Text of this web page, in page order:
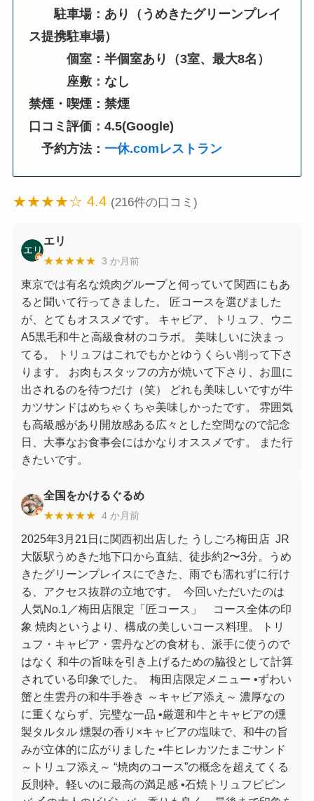
駐車場：あり（うめきたグリーンプレイ
ス提携駐車場）
個室：半個室あり（3室、最大8名）
座敷：なし
禁煙・喫煙：禁煙
口コミ評価：4.5(Google)
予約方法：一休.comレストラン
★★★★☆ 4.4 (216件の口コミ)
エリ
★★★★★ 3 か月前
東京では有名な焼肉グループと伺っていて関西にもあ
ると聞いて行ってきました。 匠コースを選びました
が、とてもオススメです。 キャビア、トリュフ、ウニ
A5黒毛和牛と高級食材のコラボ。 美味しいに決まっ
てる。 トリュフはこれでもかとゆうくらい削って下さ
ります。 お肉もスタッフの方が焼いて下さり、お皿に
出されるのを待つだけ（笑） どれも美味しいですが牛
カツサンドはめちゃくちゃ美味しかったです。 雰囲気
も高級感があり開放感ある広々とした空間なので記念
日、大事なお食事会にはかなりオススメです。 また行
きたいです。
全国をかけるぐるめ
★★★★★ 4 か月前
2025年3月21日に関西初出店した うしごろ梅田店 ⁡ JR
大阪駅うめきた地下口から直結、徒歩約2〜3分。うめ
きたグリーンプレイスにできた、雨でも濡れずに行け
る、アクセス抜群の立地です。 ⁡ 今回いただいたのは
人気No.1／梅田店限定「匠コース」 ⁡ ⁡ ️ コース全体の印
象 焼肉というより、構成の美しいコース料理。 トリ
ュフ・キャビア・雲丹などの食材も、派手に使うので
はなく 和牛の旨味を引き上げるための脇役として計算
されている印象でした。 ⁡ 梅田店限定メニュー •ずわい
蟹と生雲丹の和牛手巻き ～キャビア添え～ 濃厚なの
に重くならず、完璧な一品 •厳選和牛とキャビアの燻
製タルタル 燻製の香り×キャビアの塩味で、和牛の旨
みが立体的に広がりました •牛ヒレカツたまごサンド
～トリュフ添え～ “焼肉のコース”の概念を超えてくる
反則枠。軽いのに最高の満足感 •石焼トリュフビビン